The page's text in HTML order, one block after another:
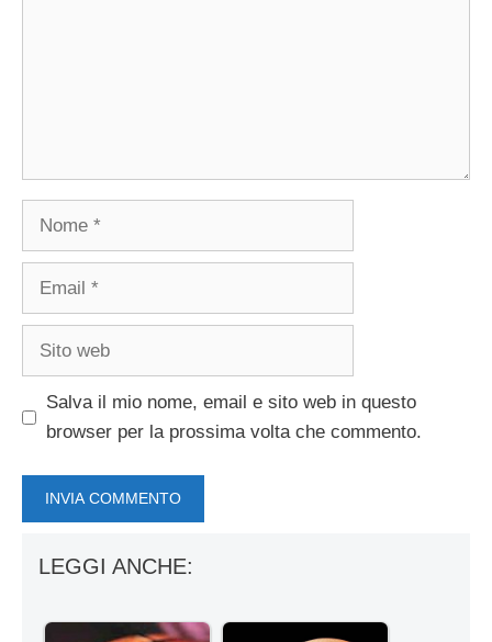
Nome
Email
Sito
Salva il mio nome, email e sito web in questo
browser per la prossima volta che commento.
LEGGI ANCHE: